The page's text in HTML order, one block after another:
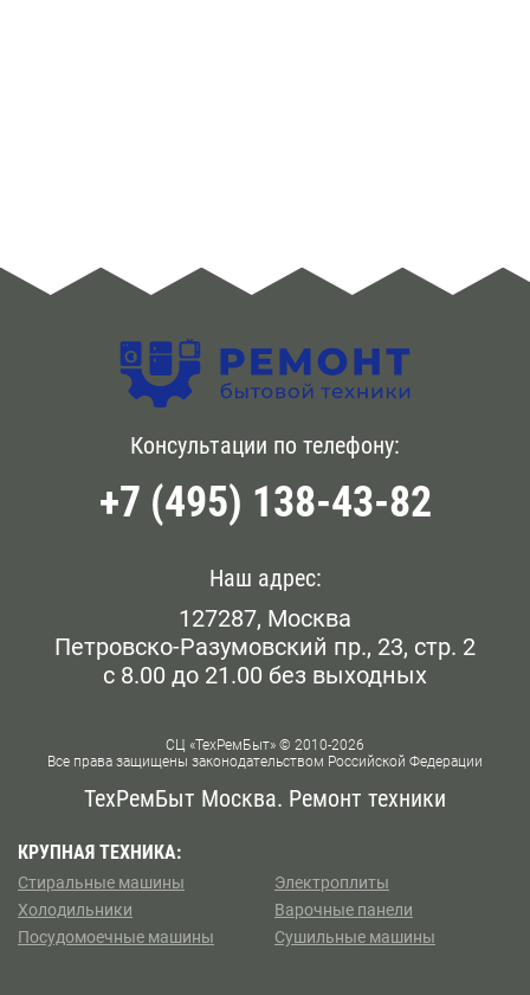
Консультации по телефону:
+7 (495) 138-43-82
Наш адрес:
127287, Москва
Петровско-Разумовский пр., 23, стр. 2
с 8.00 до 21.00 без выходных
СЦ «ТехРемБыт» © 2010-2026
Все права защищены законодательством Российской Федерации
ТехРемБыт Москва. Ремонт техники
КРУПНАЯ ТЕХНИКА:
Стиральные машины
Холодильники
Посудомоечные машины
Электроплиты
Варочные панели
Сушильные машины